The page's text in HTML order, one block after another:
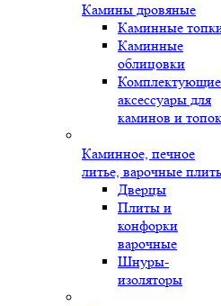
Камины дровяные
Каминные
Каминные
облицовки
аксессуары для
каминов и топок
Каминное, печное
литье, варочные
Дверцы
Плиты и
конфорки
варочные
Шнуры-
изоляторы